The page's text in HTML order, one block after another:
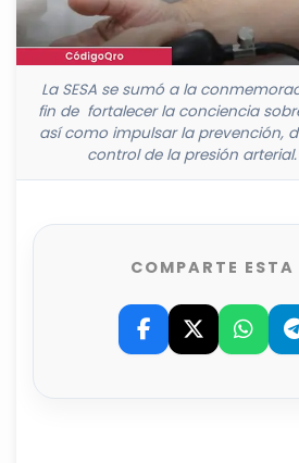
La SESA se sumó a la
fin de fortalecer la conciencia
así como impulsar la prevención,
control de la presión arterial.
COMPARTE